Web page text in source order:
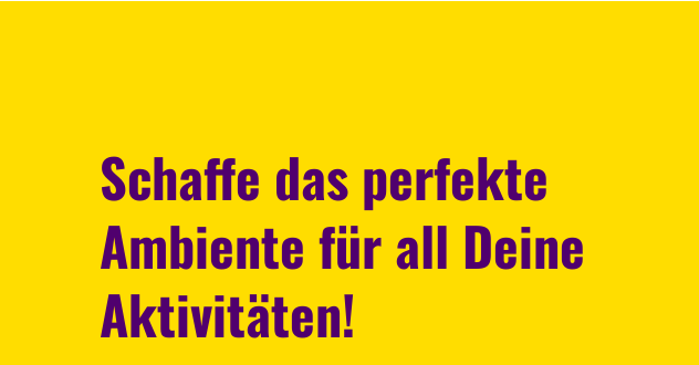
Schaffe das perfekte
Ambiente für all Deine
Aktivitäten!